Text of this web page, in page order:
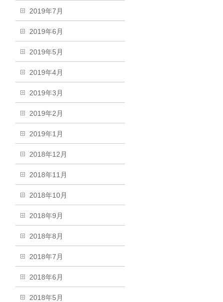
2019年7月
2019年6月
2019年5月
2019年4月
2019年3月
2019年2月
2019年1月
2018年12月
2018年11月
2018年10月
2018年9月
2018年8月
2018年7月
2018年6月
2018年5月